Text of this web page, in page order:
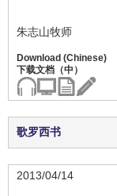
朱志山牧师
歌罗西书
2013/04/14